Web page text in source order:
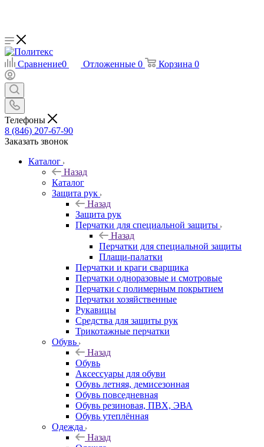
Сравнение0 Отложенные 0 Корзина 0
Телефоны
8 (846) 207-67-90
Заказать звонок
Каталог
Назад
Каталог
Защита рук
Назад
Защита рук
Перчатки для специальной защиты
Назад
Перчатки для специальной защиты
Плащи-палатки
Перчатки и краги сварщика
Перчатки одноразовые и смотровые
Перчатки с полимерным покрытием
Перчатки хозяйственные
Рукавицы
Средства для защиты рук
Трикотажные перчатки
Обувь
Назад
Обувь
Аксессуары для обуви
Обувь летняя, демисезонная
Обувь повседневная
Обувь резиновая, ПВХ, ЭВА
Обувь утеплённая
Одежда
Назад